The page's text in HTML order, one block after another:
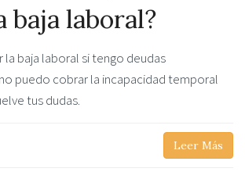
baja laboral?
la baja laboral si tengo deudas
puedo cobrar la incapacidad temporal
tus dudas.
Leer Más